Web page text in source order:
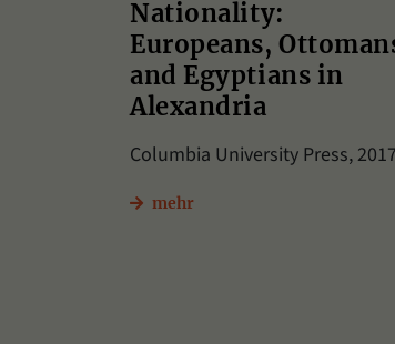
Nationality:
Europeans,
and Egyptians in
Alexandria
Columbia University Press, 2017
mehr